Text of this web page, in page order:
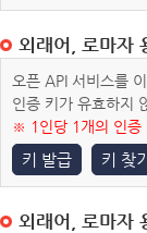
외래어, 로마자
오픈 API 서비스를
인증 키가 유효하지
※ 1인당 1개의 인증
키 발급 키 찾기
외래어, 로마자